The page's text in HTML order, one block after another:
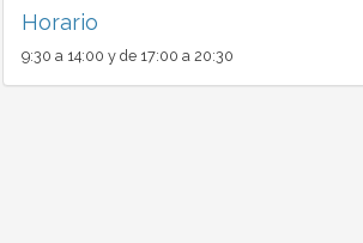
Horario
9:30 a 14:00 y de 17:00 a 20:30